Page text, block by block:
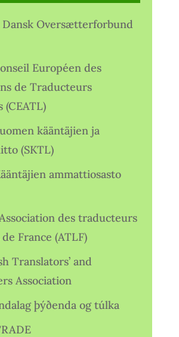
Dansk Oversætterforbund
Européen des
de Traducteurs
kääntäjien ja
(SKTL)
ammattiosasto
des traducteurs
France (ATLF)
Translators’ and
Association
þýðenda og túlka